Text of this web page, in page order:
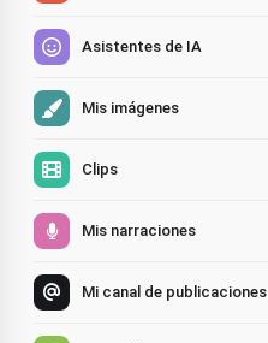
Asistentes de IA
Mis imágenes
Clips
Mis narraciones
Mi canal de publicaciones